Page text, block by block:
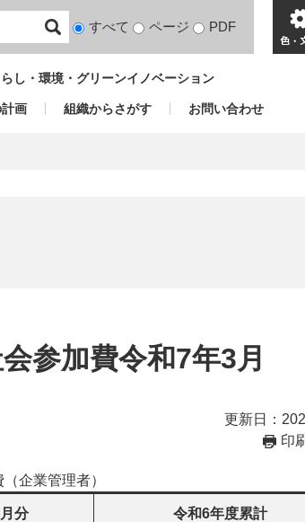
検
対
すべて ページ PDF
色・
文
らし・環境・グリーンイノベーション
画 組織からさがす お問い合わせ
参加費令和7年3月
更新日：
印
企業管理者）
分 令和6年度累計